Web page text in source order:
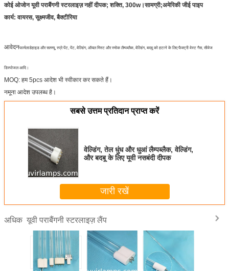
कोई ओजोन यूवी पराबैंगनी स्टरलाइज़ नहीं दीपक; शक्ति, 300w।सामग्री;अमेरिकी जीई पाइप
कार्य: वायरस, सूक्ष्मजीव, बैक्टीरिया
आवेदनफार्मलाडेहाइड और सल्फ्यू, स्प्रे पेंट, पेंट, वेल्डिंग, ऑयल मिस्ट और स्मोक लैम्पब्लैक, वेल्डिंग, बदबू को हटाने के लिए फैक्ट्री वेस्ट गैस, सीवेज
डिस्पोजल आदि।
MOQ: हम 5pcs आदेश भी स्वीकार कर सकते हैं।
नमूना आदेश उपलब्ध है।
सबसे उत्तम प्रतिदान प्राप्त करें
वेल्डिंग, तेल धुंध और धुआं लैम्पब्लैक, वेल्डिंग,
और बदबू के लिए यूवी नसबंदी दीपक
जारी रखें
अधिक यूवी पराबैंगनी स्टरलाइज़ लैंप